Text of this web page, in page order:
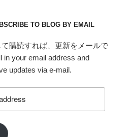
TO BLOG BY EMAIL
購読すれば、更新をメールで
in your email address and
updates via e-mail.